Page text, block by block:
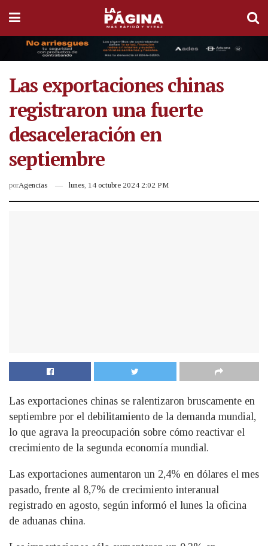
Las exportaciones chinas
registraron una fuerte
desaceleración en
septiembre
porAgencias lunes, 14 octubre 2024 2:02 PM
Las exportaciones chinas se ralentizaron bruscamente en
septiembre por el debilitamiento de la demanda mundial,
lo que agrava la preocupación sobre cómo reactivar el
crecimiento de la segunda economía mundial.
Las exportaciones aumentaron un 2,4% en dólares el mes
pasado, frente al 8,7% de crecimiento interanual
registrado en agosto, según informó el lunes la oficina
de aduanas china.